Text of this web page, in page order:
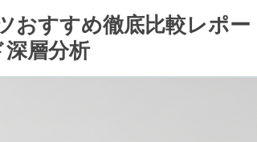
おすすめ徹底比較レポー
層分析